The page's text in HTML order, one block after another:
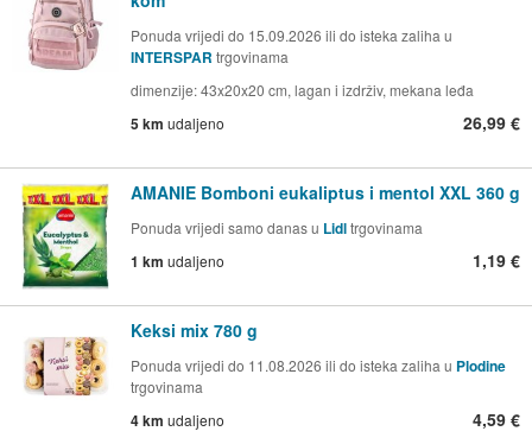
Ponuda vrijedi do 15.09.2026 ili do isteka zaliha u
INTERSPAR trgovinama
dimenzije: 43x20x20 cm, lagan i izdrživ, mekana leđa
5 km udaljeno 26,99 €
AMANIE Bomboni eukaliptus i mentol XXL 360 g
Ponuda vrijedi samo danas u Lidltrgovinama
1 km udaljeno 1,19 €
Keksi mix 780 g
Ponuda vrijedi do 11.08.2026 ili do isteka zaliha u Plodine
trgovinama
4 km udaljeno 4,59 €